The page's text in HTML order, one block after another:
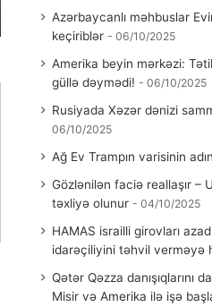
Azərbaycanlı məhbuslar
keçiriblər
06/10/2025
Amerika beyin mərkəzi:
güllə dəymədi!
06/10/2025
Rusiyada Xəzər dənizi
06/10/2025
Ağ Ev Trampın varisinin
Gözlənilən faciə reallaşır –
təxliyə olunur
04/10/2025
HAMAS israilli girovları
idarəçiliyini təhvil verməyə
Qətər Qəzza danışıqlarını
Misir və Amerika ilə işə